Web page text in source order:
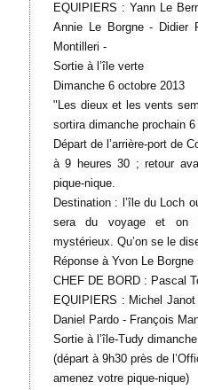
EQUIPIERS : Yann Le
Annie Le Borgne - Didier
Montilleri -
Sortie à l’île verte
Dimanche 6 octobre 2013
"Les dieux et les vents
sortira dimanche prochain 6
Départ de l’arrière-port de
à 9 heures 30 ; retour
pique-nique.
Destination : l’île du Loch
sera du voyage et on
mystérieux. Qu’on se le
Réponse à Yvon Le
CHEF DE BORD : Pascal
EQUIPIERS : Michel
Daniel Pardo - François
Sortie à l’île-Tudy
(départ à 9h30 près de
amenez votre pique-nique)